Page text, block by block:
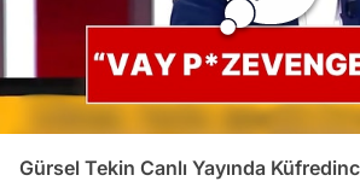
Gürsel Tekin Canlı Yayında